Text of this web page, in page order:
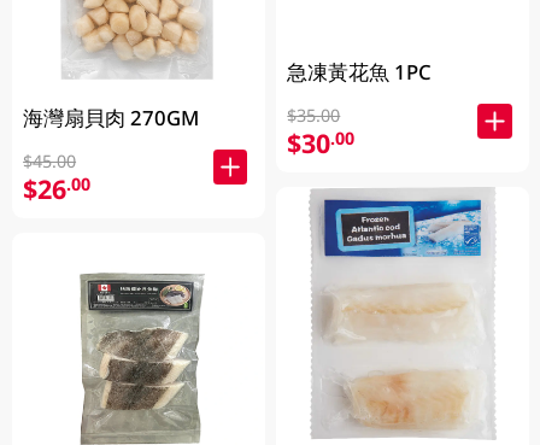
海灣扇貝肉 270GM
$45.00
$26.00
急凍黃花魚 1PC
$35.00
$30.00